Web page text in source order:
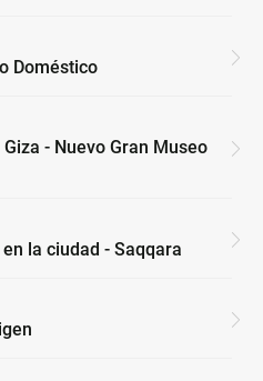
Doméstico
- Nuevo Gran Museo
la ciudad - Saqqara